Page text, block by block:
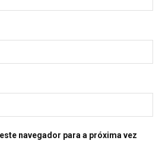
navegador para a próxima vez